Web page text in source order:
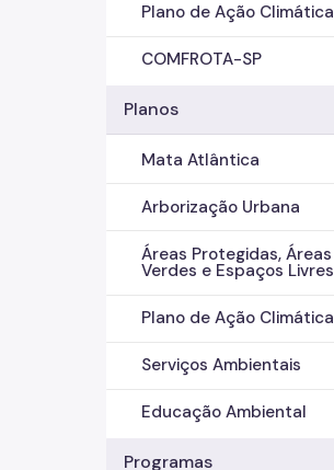
Plano de Ação Climática
COMFROTA-SP
Planos
Mata Atlântica
Arborização Urbana
Áreas Protegidas, Áreas
Verdes e Espaços Livres
Plano de Ação Climática
Serviços Ambientais
Educação Ambiental
Programas